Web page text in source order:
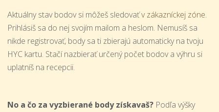
Aktuálny stav bodov si môžeš sledovaťv zákazníckej zóne.
Prihlásiš sa do nej svojím mailom a heslom. Nemusíš sa
nikde registrovať, body sa ti zbierajú automaticky na tvoju
HYC kartu. Stačí nazbierať určený počet bodov a výhru si
uplatníš na recepcii.
No a čo za vyzbierané body získavaš? Podľa výšky